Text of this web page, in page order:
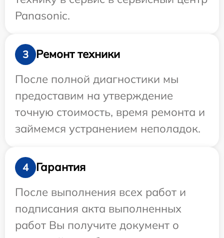
Panasonic.
3
Ремонт техники
После полной диагностики мы
предоставим на утверждение
точную стоимость, время ремонта и
займемся устранением неполадок.
4
Гарантия
После выполнения всех работ и
подписания акта выполненных
работ Вы получите документ о